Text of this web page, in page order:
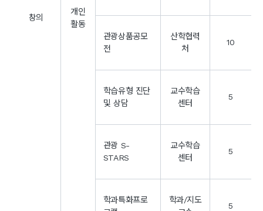
창의
개인
활동
관광상품공모
전
산학협력
처
10
학습유형 진단
및 상담
교수학습
센터
5
관광 S-
STARS
교수학습
센터
5
학과특화프로
학과/지도
5